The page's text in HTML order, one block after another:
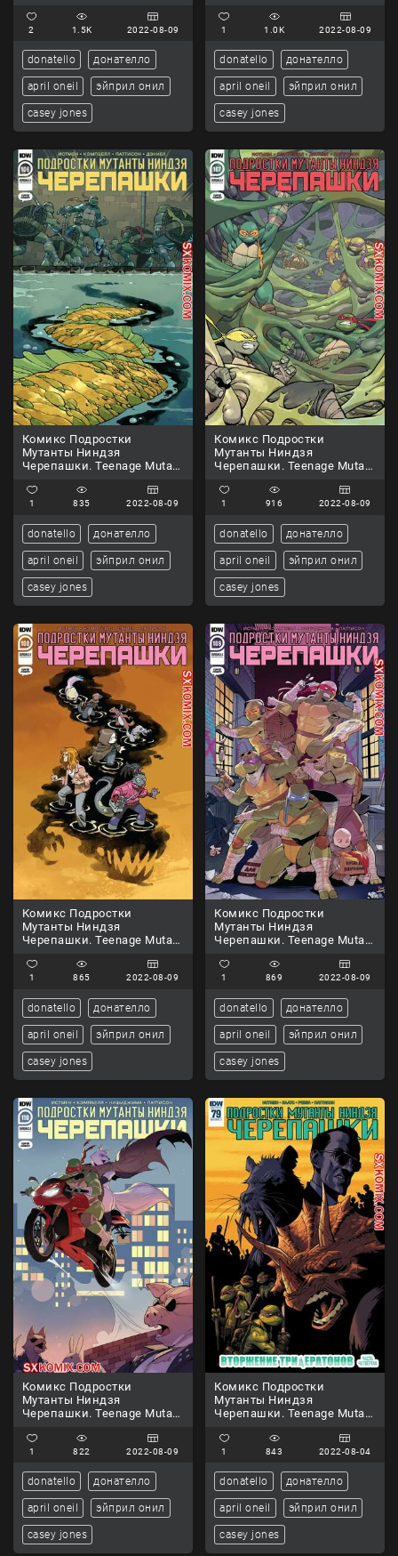
2 1.5K 2022-08-09
donatello донателло
april oneil эйприл онил
casey jones
1 1.0K 2022-08-09
donatello донателло
april oneil эйприл онил
casey jones
Комикс Подростки
Мутанты Ниндзя
Черепашки. Teenage Mutant
1 835 2022-08-09
donatello донателло
april oneil эйприл онил
casey jones
Комикс Подростки
Мутанты Ниндзя
Черепашки. Teenage Mutant
1 916 2022-08-09
donatello донателло
april oneil эйприл онил
casey jones
Комикс Подростки
Мутанты Ниндзя
Черепашки. Teenage Mutant
1 865 2022-08-09
donatello донателло
april oneil эйприл онил
casey jones
Комикс Подростки
Мутанты Ниндзя
Черепашки. Teenage Mutant
1 869 2022-08-09
donatello донателло
april oneil эйприл онил
casey jones
Комикс Подростки
Мутанты Ниндзя
Черепашки. Teenage Mutant
1 822 2022-08-09
donatello донателло
april oneil эйприл онил
casey jones
Комикс Подростки
Мутанты Ниндзя
Черепашки. Teenage Mutant
1 843 2022-08-04
donatello донателло
april oneil эйприл онил
casey jones